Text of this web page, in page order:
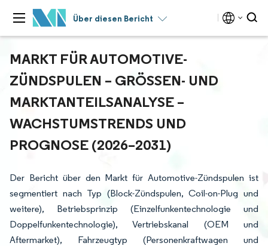
Über diesen Bericht
MARKT FÜR AUTOMOTIVE-
ZÜNDSPULEN – GRÖSSEN- UND M
ARKTANTEILSANALYSE – W
ACHSTUMSTRENDS UND P
ROGNOSE (2026–2031)
Der Bericht über den Markt für Automotive-Zündspulen ist
segmentiert nach Typ (Block-Zündspulen, Coil-on-Plug und
weitere), Betriebsprinzip (Einzelfunkentechnologie und
Doppelfunkentechnologie), Vertriebskanal (OEM und
Aftermarket), Fahrzeugtyp (Personenkraftwagen und